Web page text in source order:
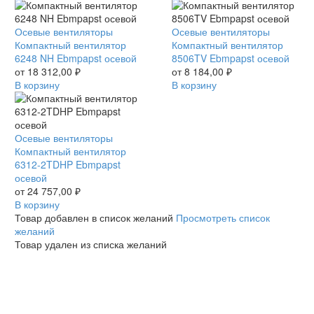
Компактный
вентилятор
6248
NH
Ebmpapst
осевой
Осевые вентиляторы
Компактный вентилятор
6248 NH Ebmpapst осевой
от 18 312,00 ₽
В корзину
Компактный
вентилятор
8506TV
Ebmpapst
осевой
Осевые вентиляторы
Компактный вентилятор
8506TV Ebmpapst осевой
от8 184,00 ₽
В корзину
Компактный
вентилятор
6312-
2TDHP
Ebmpapst
осевой
Осевые вентиляторы
Компактный вентилятор
6312-2TDHP Ebmpapst
осевой
от24 757,00 ₽
В корзину
Товар добавлен в список желаний Просмотреть список
желаний
Товар удален из списка желаний